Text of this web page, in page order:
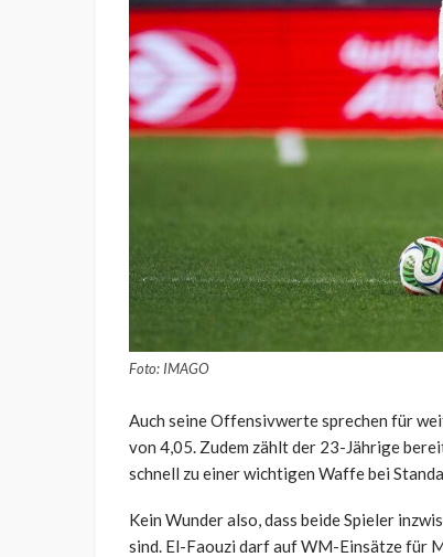
Foto: IMAGO
Auch seine Offensivwerte sprechen für
von 4,05. Zudem zählt der 23-Jährige
schnell zu einer wichtigen Waffe bei
Kein Wunder also, dass beide Spieler
sind. El-Faouzi darf auf WM-Einsätze für